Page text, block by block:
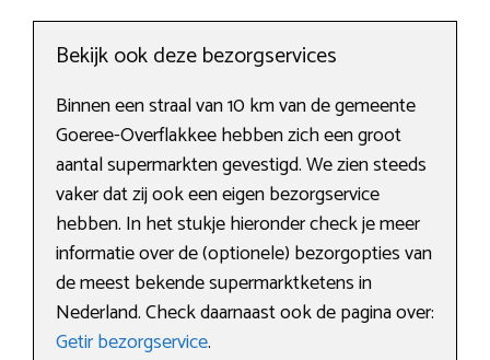
Bekijk ook deze bezorgservices
Binnen een straal van 10 km van de gemeente
Goeree-Overflakkee hebben zich een groot
aantal supermarkten gevestigd. We zien steeds
vaker dat zij ook een eigen bezorgservice
hebben. In het stukje hieronder check je meer
informatie over de (optionele) bezorgopties van
de meest bekende supermarktketens in
Nederland. Check daarnaast ook de pagina over:
Getir bezorgservice.